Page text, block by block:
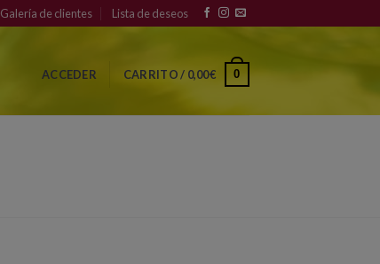
Galería de clientes Lista de deseos
ACCEDER CARRITO / 0,00€ 0